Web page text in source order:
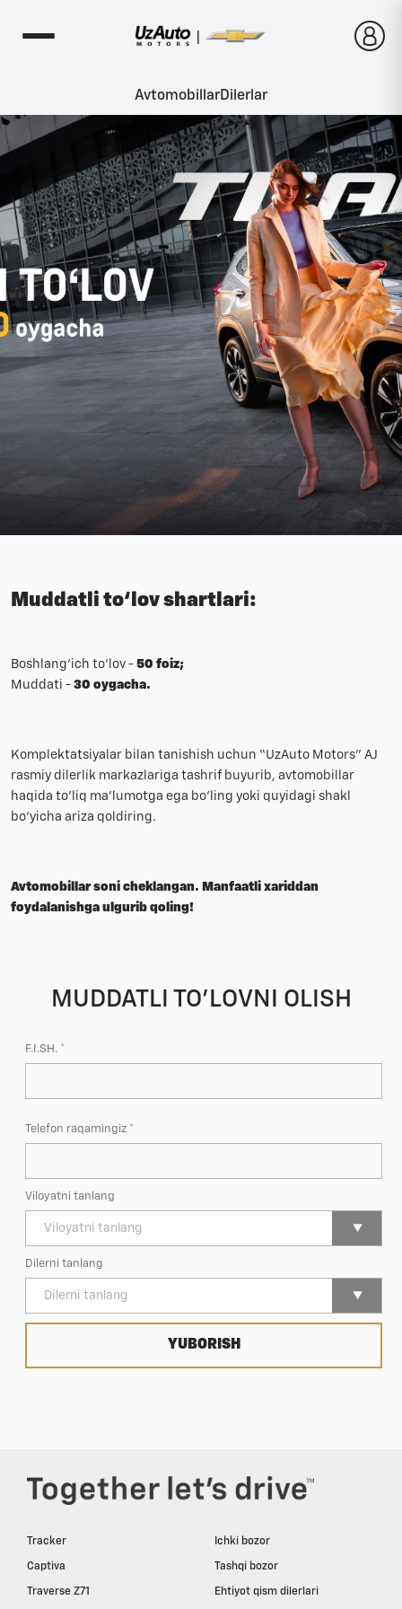
AvtomobillarDilerlar
Muddatli to‘lov shartlari:
Boshlang‘ich to‘lov - 50 foiz;
Muddati - 30 oygacha.
Komplektatsiyalar bilan tanishish uchun “UzAuto Motors” AJ
rasmiy dilerlik markazlariga tashrif buyurib, avtomobillar
haqida to‘liq ma’lumotga ega bo‘ling yoki quyidagi shakl
bo‘yicha ariza qoldiring.
Avtomobillar soni cheklangan. Manfaatli xariddan
foydalanishga ulgurib qoling!
MUDDATLI TO'LOVNI OLISH
F.I.SH. *
Telefon raqamingiz *
Viloyatni tanlang
Dilerni tanlang
YUBORISH
Tracker
Captiva
Traverse Z71
Ichki bozor
Tashqi bozor
Ehtiyot qism dilerlari